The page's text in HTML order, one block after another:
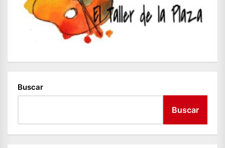
Buscar
Buscar